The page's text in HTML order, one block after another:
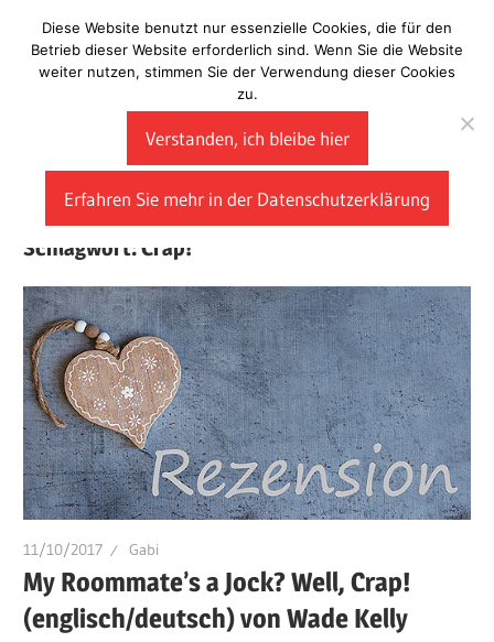
Inhalt
springen
Laberladen
Schlagwort:Crap!
11/10/2017 Gabi
My Roommate’s a Jock? Well, Crap!
(englisch/deutsch) von Wade Kelly
Diese Website benutzt nur essenzielle Cookies, die für den
Betrieb dieser Website erforderlich sind. Wenn Sie die Website
weiter nutzen, stimmen Sie der Verwendung dieser Cookies
zu.
Verstanden, ich bleibe hier
Erfahren Sie mehr in der Datenschutzerklärung